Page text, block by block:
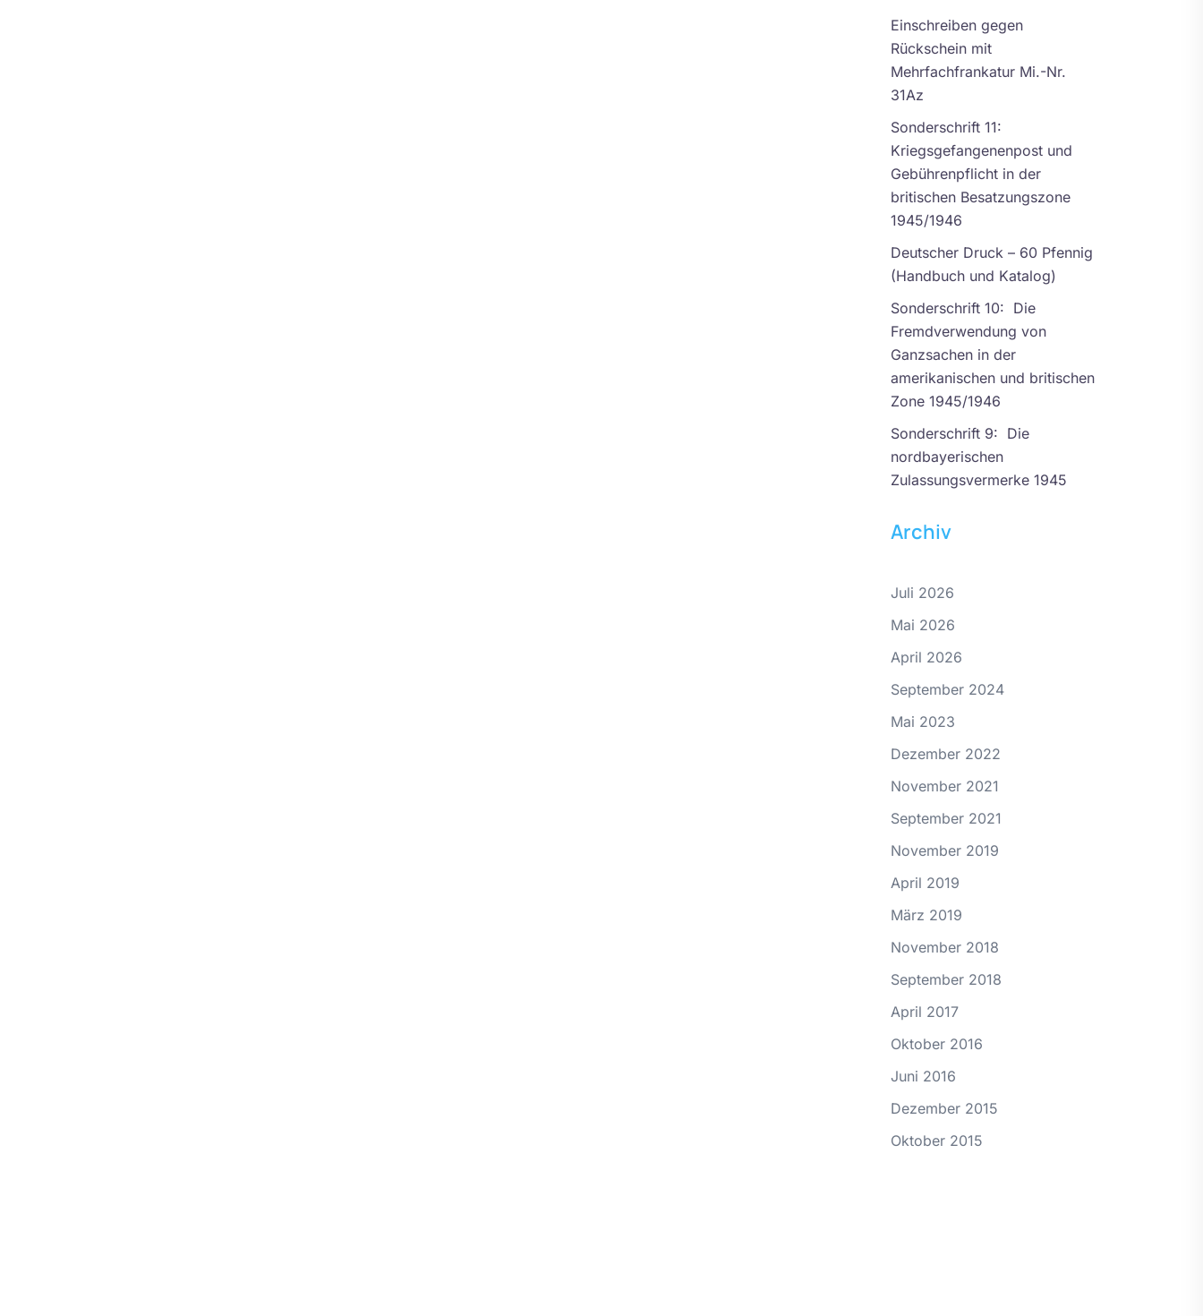
Einschreiben gegen
Rückschein mit
Mehrfachfrankatur Mi.-Nr.
31Az
Sonderschrift 11:
Kriegsgefangenenpost und
Gebührenpflicht in der
britischen Besatzungszone
1945/1946
Deutscher Druck – 60 Pfennig
(Handbuch und Katalog)
Sonderschrift 10: Die
Fremdverwendung von
Ganzsachen in der
amerikanischen und britischen
Zone 1945/1946
Sonderschrift 9: Die
nordbayerischen
Zulassungsvermerke 1945
Archiv
Juli 2026
Mai 2026
April 2026
September 2024
Mai 2023
Dezember 2022
November 2021
September 2021
November 2019
April 2019
März 2019
November 2018
September 2018
April 2017
Oktober 2016
Juni 2016
Dezember 2015
Oktober 2015